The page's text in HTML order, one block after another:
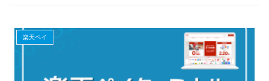
楽天ペイ